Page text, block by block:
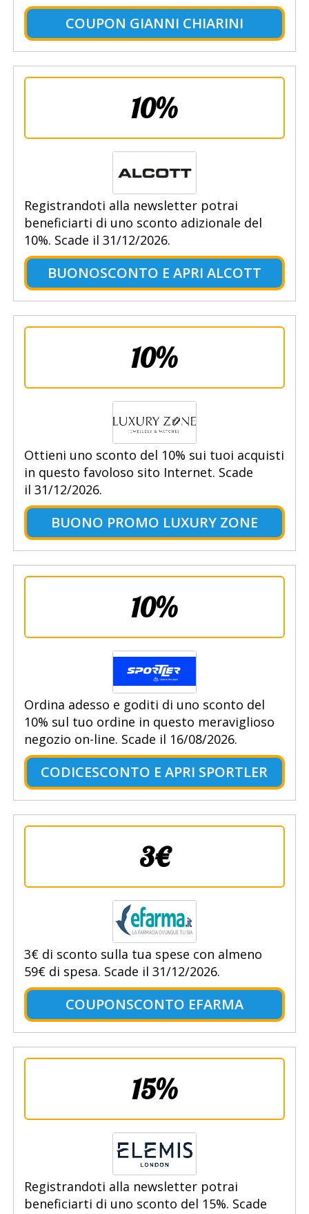
COUPON GIANNI CHIARINI
10%
Registrandoti alla newsletter potrai
beneficiarti di uno sconto adizionale del
10%. Scade il 31/12/2026.
BUONOSCONTO E APRI ALCOTT
10%
Ottieni uno sconto del 10% sui tuoi acquisti
in questo favoloso sito Internet. Scade
il 31/12/2026.
BUONO PROMO LUXURY ZONE
10%
Ordina adesso e goditi di uno sconto del
10% sul tuo ordine in questo meraviglioso
negozio on-line. Scade il 16/08/2026.
CODICESCONTO E APRI SPORTLER
3€
3€ di sconto sulla tua spese con almeno
59€ di spesa. Scade il 31/12/2026.
COUPONSCONTO EFARMA
15%
Registrandoti alla newsletter potrai
beneficiarti di uno sconto del 15%. Scade